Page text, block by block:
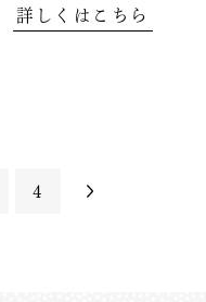
詳しくはこちら
4